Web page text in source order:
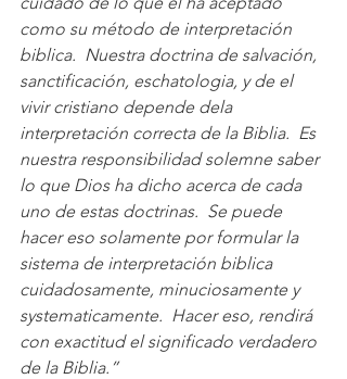
como su método de interpretación
biblica.  Nuestra doctrina de salvación,
sanctificación, eschatologia, y de el
vivir cristiano depende dela
interpretación correcta de la Biblia.  Es
nuestra responsibilidad solemne saber
lo que Dios ha dicho acerca de cada
uno de estas doctrinas.  Se puede
hacer eso solamente por formular la
sistema de interpretación biblica
cuidadosamente, minuciosamente y
systematicamente.  Hacer eso, rendirá
con exactitud el significado verdadero
de la Biblia.”